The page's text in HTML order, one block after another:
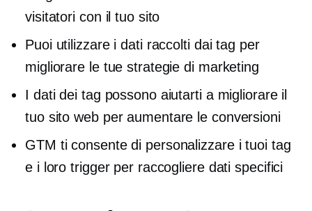
visitatori con il tuo sito
Puoi utilizzare i dati raccolti dai tag per
migliorare le tue strategie di marketing
I dati dei tag possono aiutarti a migliorare il
tuo sito web per aumentare le conversioni
GTM ti consente di personalizzare i tuoi tag
e i loro trigger per raccogliere dati specifici